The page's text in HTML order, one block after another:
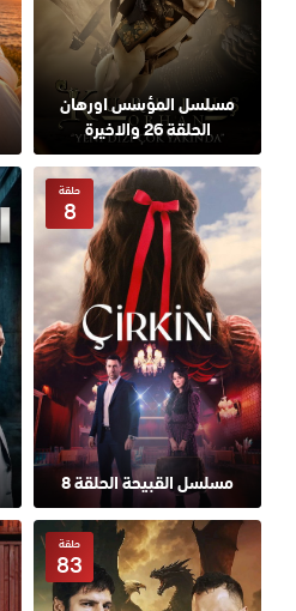
مسلسل المؤسس اورهان
الحلقة 26 والاخيرة
مسلسل القبيحة الحلقة 8
حلقة
8
حلقة
83